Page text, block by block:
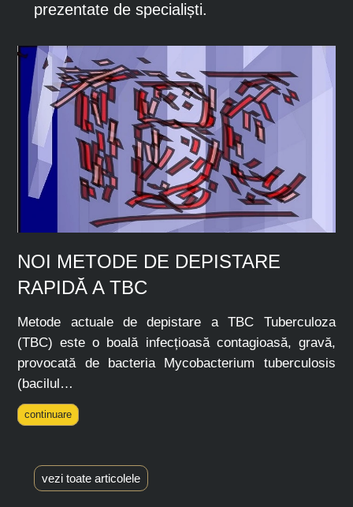
prezentate de specialiști.
NOI METODE DE DEPISTARE
RAPIDĂ A TBC
Metode actuale de depistare a TBC Tuberculoza
(TBC) este o boală infecțioasă contagioasă, gravă,
provocată de bacteria Mycobacterium tuberculosis
(bacilul…
continuare
vezi toate articolele